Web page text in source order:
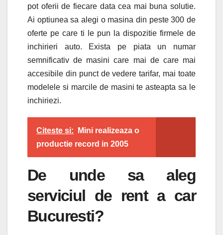
pot oferii de fiecare data cea mai buna solutie.
Ai optiunea sa alegi o masina din peste 300 de
oferte pe care ti le pun la dispozitie firmele de
inchirieri auto. Exista pe piata un numar
semnificativ de masini care mai de care mai
accesibile din punct de vedere tarifar, mai toate
modelele si marcile de masini te asteapta sa le
inchiriezi.
Citeste si:
Mini realizeaza o
productie record in 2005
De unde sa aleg
serviciul de rent a car
Bucuresti?